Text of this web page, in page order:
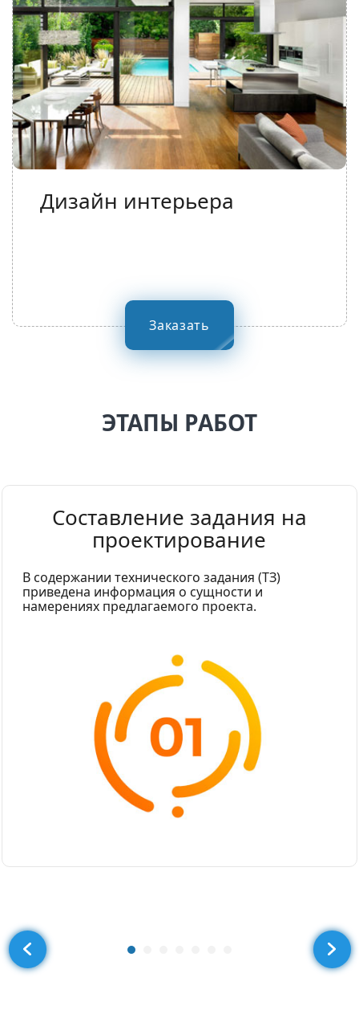
Дизайн интерьера
Заказать
ЭТАПЫ РАБОТ
Составление задания на
проектирование
В содержании технического задания (ТЗ)
приведена информация о сущности и
намерениях предлагаемого проекта.